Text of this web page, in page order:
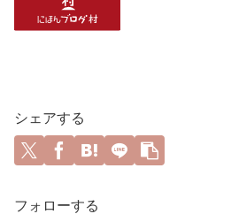
シェアする
フォローする